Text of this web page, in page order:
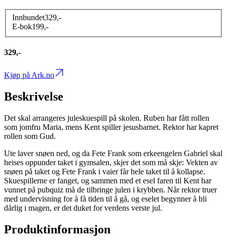
Innbundet329,-
E-bok199,-
329,-
Kjøp på Ark.no
Beskrivelse
Det skal arrangeres juleskuespill på skolen. Ruben har fått rollen
som jomfru Maria, mens Kent spiller jesusbarnet. Rektor har kapret
rollen som Gud.
Ute laver snøen ned, og da Fete Frank som erkeengelen Gabriel skal
heises oppunder taket i gymsalen, skjer det som må skje: Vekten av
snøen på taket og Fete Frank i vaier får hele taket til å kollapse.
Skuespillerne er fanget, og sammen med et esel faren til Kent har
vunnet på pubquiz må de tilbringe julen i krybben. Når rektor truer
med undervisning for å få tiden til å gå, og eselet begynner å bli
dårlig i magen, er det duket for verdens verste jul.
Produktinformasjon